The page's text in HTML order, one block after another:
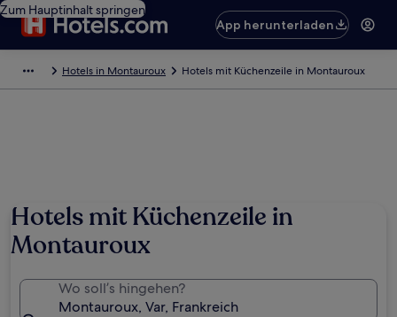
Zum Hauptinhalt springen
App herunterladen
Hotels in Montauroux Hotels mit Küchenzeile in Montauroux
Hotels mit Küchenzeile in
Montauroux
Wo soll’s hingehen?
Montauroux, Var, Frankreich